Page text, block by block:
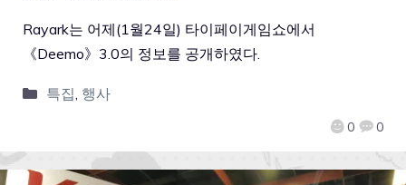
0 0
Rayark는 어제(1월24일) 타이페이게임쇼에서
《Deemo》3.0의 정보를 공개하였다.
특집 행사